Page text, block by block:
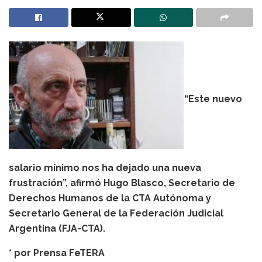
“Este nuevo
salario mínimo nos ha dejado una nueva
frustración”, afirmó Hugo Blasco, Secretario de
Derechos Humanos de la CTA Autónoma y
Secretario General de la Federación Judicial
Argentina (FJA-CTA).
* por Prensa FeTERA